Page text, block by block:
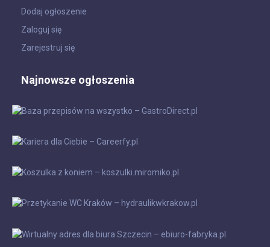
Dodaj ogłoszenie
Zaloguj się
Zarejestruj się
Najnowsze ogłoszenia